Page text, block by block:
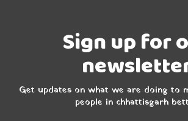
Sign up for
Get updates on what we are doing to
people in chhattisgarh